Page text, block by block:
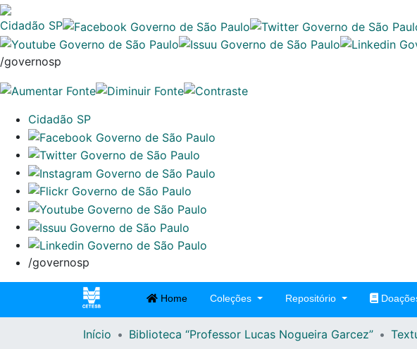
Cidadão SP
/governosp
Cidadão SP
/governosp
Home Coleções Repositório
Início Biblioteca “Professor Lucas Nogueira Garcez”